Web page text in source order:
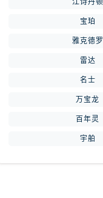
江诗丹顿
宝珀
雅克德罗
雷达
名士
万宝龙
百年灵
宇舶